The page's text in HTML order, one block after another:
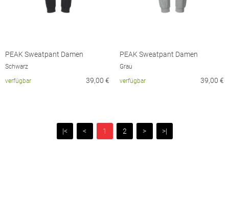
PEAK Sweatpant Damen
Schwarz
verfügbar
39,00 €
PEAK Sweatpant Damen
Grau
verfügbar
39,00 €
|< < 1 2 > >|